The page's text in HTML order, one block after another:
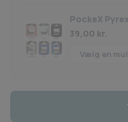
PockeX
39,00 kr.